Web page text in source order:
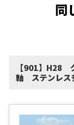
同
【901】H28
軸 ステンレス